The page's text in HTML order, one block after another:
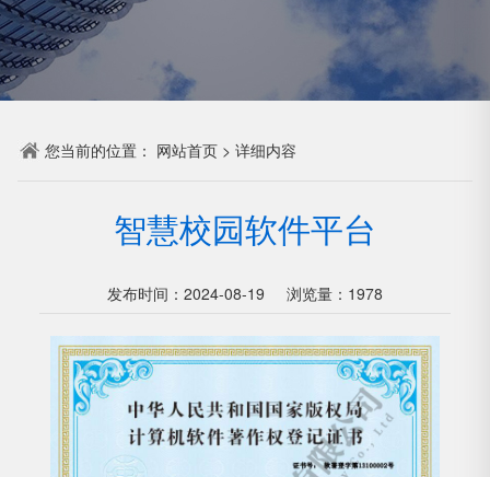
您当前的位置： 网站首页 > 详细内容
智慧校园软件平台
发布时间：2024-08-19 浏览量：1978